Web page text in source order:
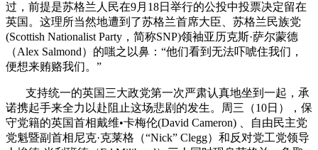
过，前提是苏格兰人民在9月 18日举行的公投中投票决定留在
英国。这理所当然地遭到了苏格兰首席大臣、苏格兰民族党
(Scottish Nationalist Party ，简称SNP)领袖亚历克斯·萨尔蒙德
（Alex Salmond）的嗤之以鼻：“他们看到无法吓唬住我们，
便想来贿赂我们。”
支持统一的英国三大政党第一次严肃认真地坐到一起，承
诺携起手来全力以赴阻止这场悲剧的发生。周三（10日），保
守党籍的英国首相戴维•卡梅伦(David Cameron) 、自由民主党
党魁暨副首相尼克·克莱格（“Nick” Clegg）和反对党工党领导